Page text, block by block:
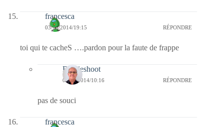
francesca
03/10/2014/19:15 RÉPONDRE
toi qui te cacheS ….pardon pour la faute de frappe
Bernieshoot
04/10/2014/10:16 RÉPONDRE
pas de souci
francesca